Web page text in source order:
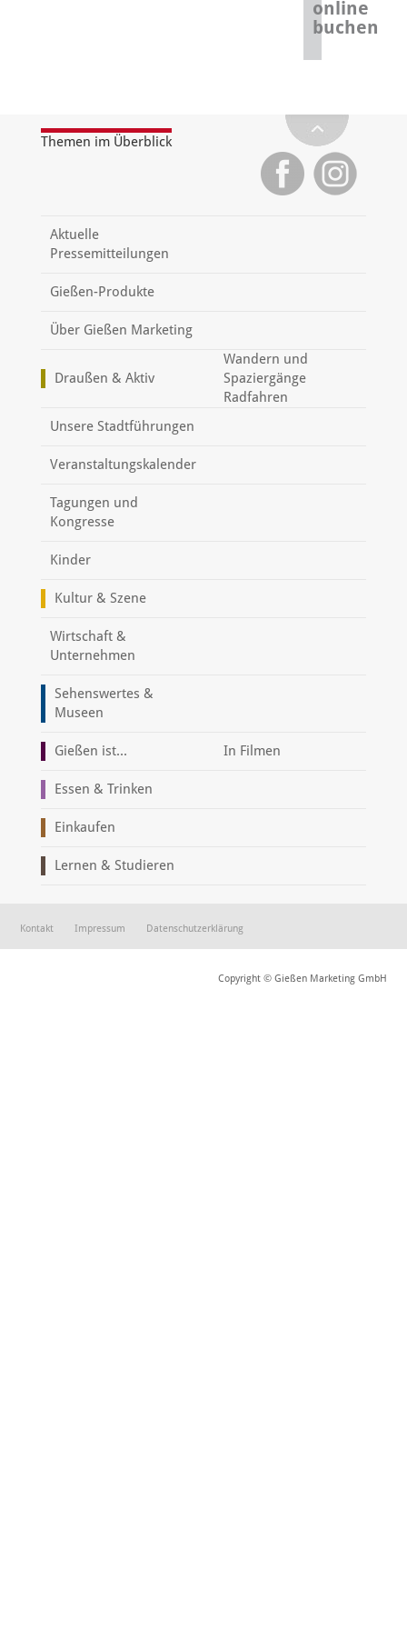
online
buchen
Themen im Überblick
Aktuelle
Pressemitteilungen
Gießen-Produkte
Über Gießen Marketing
Draußen & Aktiv
Wandern und
Spaziergänge
Radfahren
Unsere Stadtführungen
Veranstaltungskalender
Tagungen und
Kongresse
Kinder
Kultur & Szene
Wirtschaft &
Unternehmen
Sehenswertes &
Museen
Gießen ist... In Filmen
Essen & Trinken
Einkaufen
Lernen & Studieren
Kontakt Impressum Datenschutzerklärung
Copyright © Gießen Marketing GmbH